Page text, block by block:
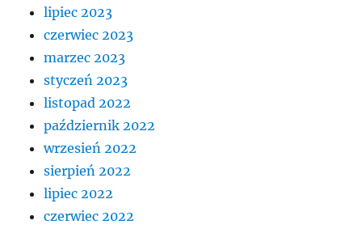
lipiec 2023
czerwiec 2023
marzec 2023
styczeń 2023
listopad 2022
październik 2022
wrzesień 2022
sierpień 2022
lipiec 2022
czerwiec 2022